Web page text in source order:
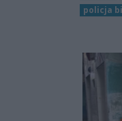
policja